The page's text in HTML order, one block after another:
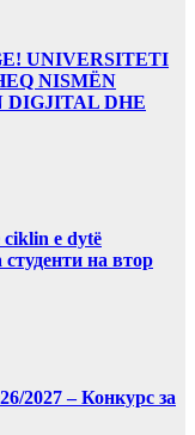
UNIVERSITETI
NISMËN
DIGJITAL DHE
e dytë
на втор
2027 – Конкурс за